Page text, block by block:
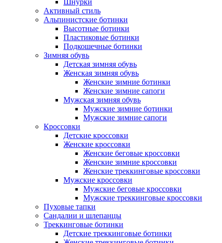
Шнурки
Активный стиль
Альпинистские ботинки
Высотные ботинки
Пластиковые ботинки
Подкошечные ботинки
Зимняя обувь
Детская зимняя обувь
Женская зимняя обувь
Женские зимние ботинки
Женские зимние сапоги
Мужская зимняя обувь
Мужские зимние ботинки
Мужские зимние сапоги
Кроссовки
Детские кроссовки
Женские кроссовки
Женские беговые кроссовки
Женские зимние кроссовки
Женские треккинговые кроссовки
Мужские кроссовки
Мужские беговые кроссовки
Мужские треккинговые кроссовки
Пуховые тапки
Сандалии и шлепанцы
Треккинговые ботинки
Детские треккинговые ботинки